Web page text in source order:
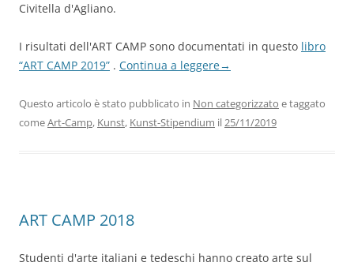
Civitella d'Agliano.
I risultati dell'ART CAMP sono documentati in questo libro
“ART CAMP 2019” . Continua a leggere→
Questo articolo è stato pubblicato in Non categorizzato e taggato
comeArt-Camp, Kunst, Kunst-Stipendium il25/11/2019
ART CAMP 2018
Studenti d'arte italiani e tedeschi hanno creato arte sul